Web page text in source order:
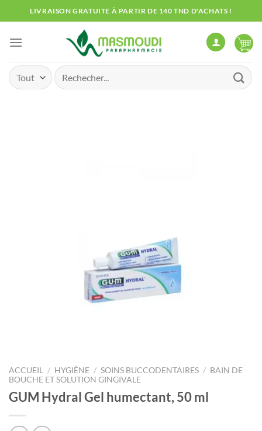
au
contenu
LIVRAISON GRATUITE À PARTIR DE 140 TND D'ACHATS !
Recherche
pour :
ACCUEIL / HYGIÈNE / SOINS BUCCODENTAIRES / BAIN DE
BOUCHE ET SOLUTION GINGIVALE
GUM Hydral Gel humectant, 50 ml